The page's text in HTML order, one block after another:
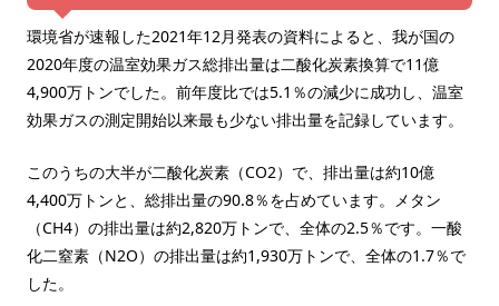
環境省が速報した2021年12月発表の資料によると、我が国の
2020年度の温室効果ガス総排出量は二酸化炭素換算で11億
4,900万トンでした。前年度比では5.1％の減少に成功し、温室
効果ガスの測定開始以来最も少ない排出量を記録しています。
このうちの大半が二酸化炭素（CO2）で、排出量は約10億
4,400万トンと、総排出量の90.8％を占めています。メタン
（CH4）の排出量は約2,820万トンで、全体の2.5％です。一酸
化二窒素（N2O）の排出量は約1,930万トンで、全体の1.7％で
した。